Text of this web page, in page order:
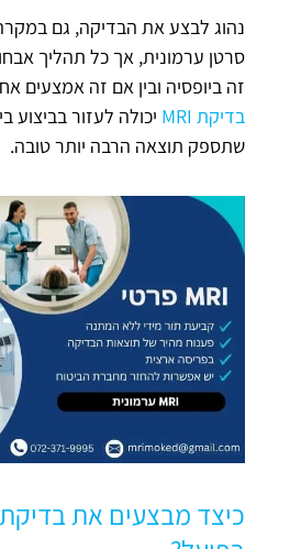
נהוג לבצע את הבדיקה, גם
סרטן ערמונית, אך כל תהליך
זה ביופסיה ובין אם זה אמצעים
בדיקת MRI
יכולה לעזור בביצוע
שתספק תוצאה הרבה יותר טובה.